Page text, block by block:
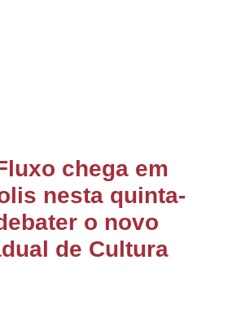
chega em
nesta quinta-
o novo
de Cultura